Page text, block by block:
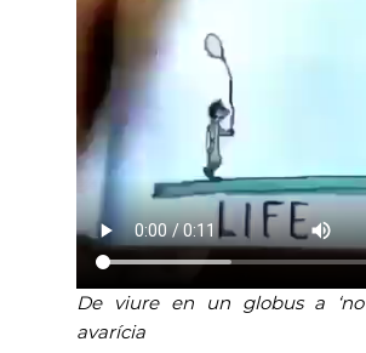
De viure en un globus a ‘no
avarícia